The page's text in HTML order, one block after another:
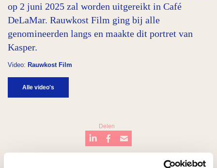
op 2 juni 2025 zal worden uitgereikt in Café
DeLaMar. Rauwkost Film ging bij alle
genomineerden langs en maakte dit portret van
Kasper.
Video: Rauwkost Film
Alle video's
Delen